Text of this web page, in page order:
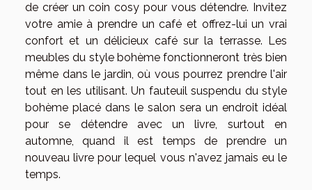
de créer un coin cosy pour vous détendre. Invitez
votre amie à prendre un café et offrez-lui un vrai
confort et un délicieux café sur la terrasse. Les
meubles du style bohème fonctionneront très bien
même dans le jardin, où vous pourrez prendre l'air
tout en les utilisant. Un fauteuil suspendu du style
bohème placé dans le salon sera un endroit idéal
pour se détendre avec un livre, surtout en
automne, quand il est temps de prendre un
nouveau livre pour lequel vous n'avez jamais eu le
temps.